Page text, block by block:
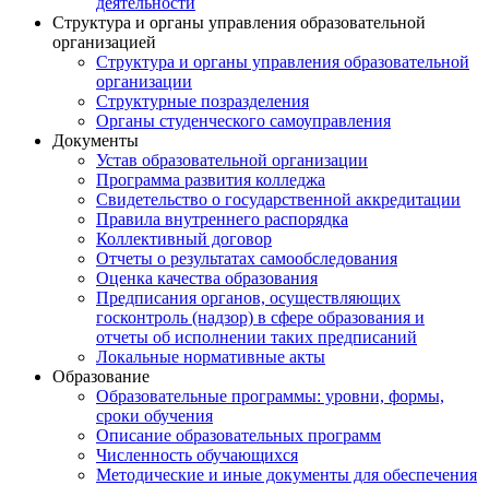
Структура и органы управления образовательной
организацией
Структура и органы управления образовательной
организации
Структурные позразделения
Органы студенческого самоуправления
Документы
Устав образовательной организации
Программа развития колледжа
Свидетельство о государственной аккредитации
Правила внутреннего распорядка
Коллективный договор
Отчеты о результатах самообследования
Оценка качества образования
Предписания органов, осуществляющих
госконтроль (надзор) в сфере образования и
отчеты об исполнении таких предписаний
Локальные нормативные акты
Образование
Образовательные программы: уровни, формы,
сроки обучения
Описание образовательных программ
Численность обучающихся
Методические и иные документы для обеспечения